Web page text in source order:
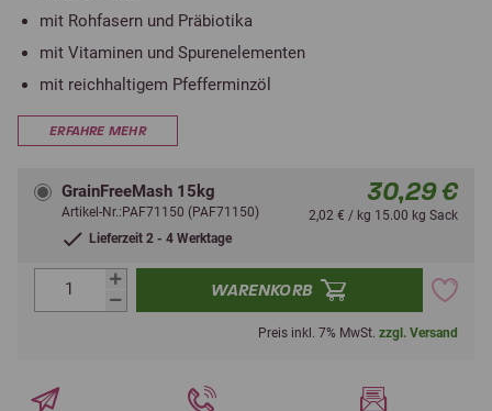
mit Rohfasern und Präbiotika
mit Vitaminen und Spurenelementen
mit reichhaltigem Pfefferminzöl
ERFAHRE MEHR
GrainFreeMash 15kg
Artikel-Nr.:PAF71150 (PAF71150)
Lieferzeit 2 - 4 Werktage
30,29 €
2,02 € / kg 15.00 kg Sack
WARENKORB
Preis inkl. 7% MwSt. zzgl. Versand